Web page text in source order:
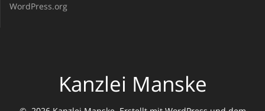
WordPress.org
Kanzlei Manske